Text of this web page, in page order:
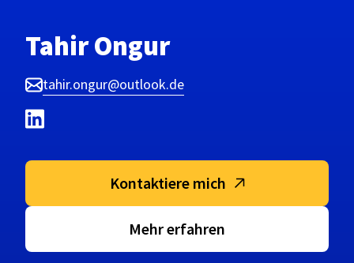
Tahir Ongur
tahir.ongur@outlook.de
Kontaktiere mich
Mehr erfahren